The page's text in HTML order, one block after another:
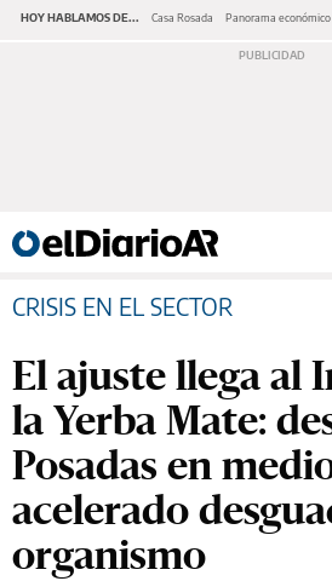
HOY HABLAMOS DE... Casa Rosada Panorama económico
CRISIS EN EL SECTOR
El ajuste llega al
la Yerba Mate:
Posadas en
acelerado
organismo